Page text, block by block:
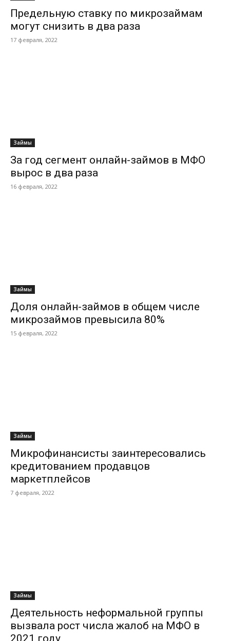
Предельную ставку по микрозаймам
могут снизить в два раза
17 февраля, 2022
Займы
За год сегмент онлайн-займов в МФО
вырос в два раза
16 февраля, 2022
Займы
Доля онлайн-займов в общем числе
микрозаймов превысила 80%
15 февраля, 2022
Займы
Микрофинансисты заинтересовались
кредитованием продавцов
маркетплейсов
7 февраля, 2022
Займы
Деятельность неформальной группы
вызвала рост числа жалоб на МФО в
2021 году